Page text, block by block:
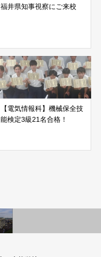
福井県知事視察にご来校
【電気情報科】機械保全技
能検定3級21名合格！